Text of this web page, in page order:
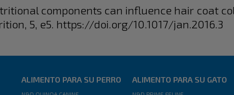
components can influence hair coat
5, e5. https://doi.org/10.1017/jan.2016.3
ALIMENTO PARA SU PERRO ALIMENTO PARA SU GATO